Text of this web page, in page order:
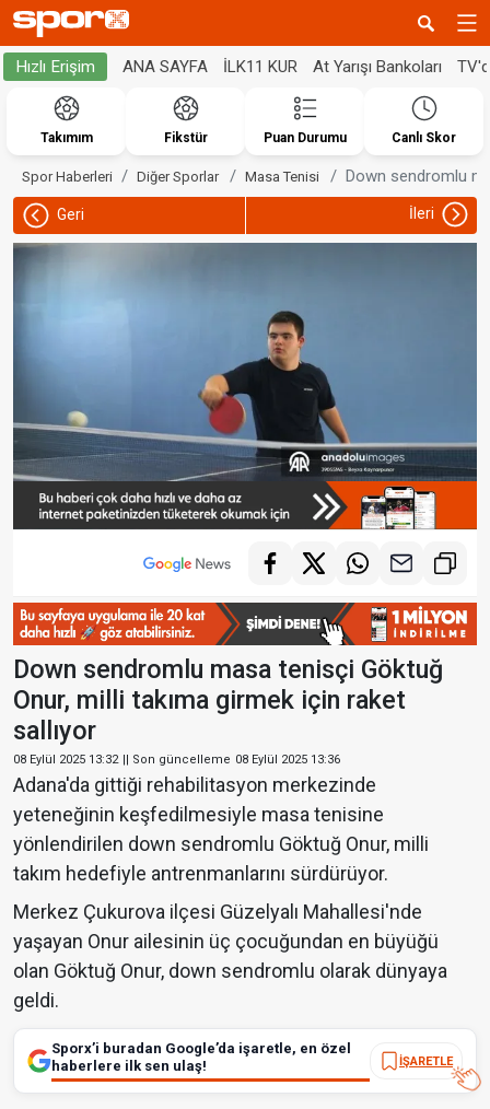
Hızlı Erişim ANA SAYFA İLK11 KUR At Yarışı Bankoları
Takımım Fikstür Puan Durumu Canlı Skor
Spor Haberleri Diğer Sporlar Masa Tenisi Down sendromlu
Geri İleri
Down sendromlu masa tenisçi Göktuğ
Onur, milli takıma girmek için raket
sallıyor
08 Eylül 2025 13:32 || Son güncelleme 08 Eylül 2025 13:36
Adana'da gittiği rehabilitasyon merkezinde
yeteneğinin keşfedilmesiyle masa tenisine
yönlendirilen down sendromlu Göktuğ Onur, milli
takım hedefiyle antrenmanlarını sürdürüyor.
Merkez Çukurova ilçesi Güzelyalı Mahallesi'nde
yaşayan Onur ailesinin üç çocuğundan en büyüğü
olan Göktuğ Onur, down sendromlu olarak dünyaya
geldi.
Sporx’i buradan Google’da işaretle, en özel
haberlere ilk sen ulaş!
İŞARETLE